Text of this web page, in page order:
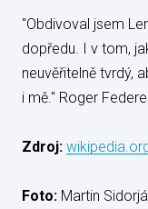
"Obdivoval jsem
dopředu. I v tom,
neuvěřitelně tvrdý,
i mě." Roger
Zdroj:
Foto: Martin